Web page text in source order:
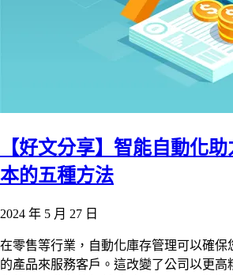
【好文分享】智能自動化
本的五種方法
2024 年 5 月 27 日
在零售等行業，自動化庫存管理可以確保
的產品來服務客戶。這改變了公司以更高